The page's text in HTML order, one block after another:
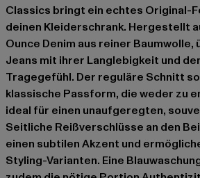
Classics bringt ein echtes Original-
deinen Kleiderschrank. Hergestellt
Ounce Denim aus reiner
Jeans mit ihrer Langlebigkeit und
Tragegefühl. Der reguläre Schnitt
klassische Passform, die weder zu
ideal für einen unaufgeregten,
Seitliche Reißverschlüsse an den
einen subtilen Akzent und
Styling-Varianten. Eine